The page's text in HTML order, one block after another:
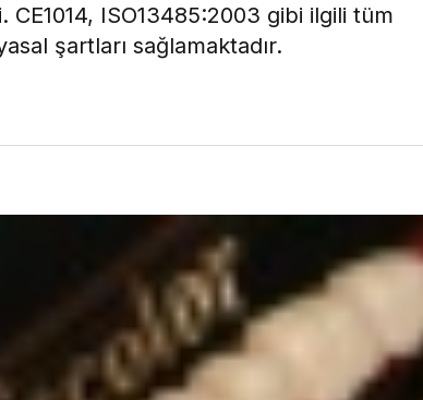
CE1014, ISO13485:2003 gibi ilgili tüm
şartları sağlamaktadır.